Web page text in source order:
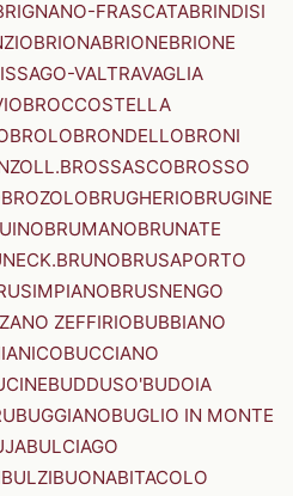
FRASCATABRINDISI
BRIONABRIONEBRIONE
VALTRAVAGLIA
BROCCOSTELLA
BROLOBRONDELLOBRONI
BROSSASCOBROSSO
BROZOLOBRUGHERIOBRUGINE
BRUMANOBRUNATE
BRUNOBRUSAPORTO
BRUSNENGO
ZEFFIRIOBUBBIANO
BUCCIANO
BUDDUSO'BUDOIA
BUGGIANOBUGLIO IN MONTE
BULCIAGO
BULZIBUONABITACOLO